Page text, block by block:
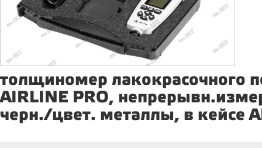
толщиномер лакокрасочного
AIRLINE PRO,
черн./цвет. металлы, в кейсе